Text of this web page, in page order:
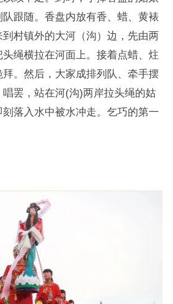
跟随。香盘内放有香、蜡、黄裱
村镇外的大河（沟）边，先由两
头绳横拉在河面上。接着点蜡、炷
。然后，大家成排列队、牵手摆
罢，站在河(沟)两岸拉头绳的姑
落入水中被水冲走。乞巧的第一